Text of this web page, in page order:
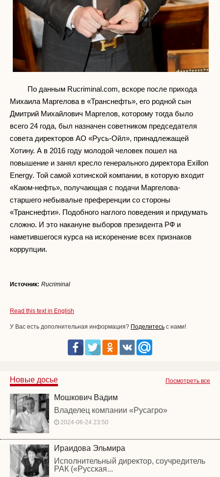
По данным Rucriminal.com, вскоре после прихода
Михаила Маргелова в «Транснефть», его родной сын
Дмитрий Михайлович Маргелов, которому тогда было
всего 24 года, был назначен советником председателя
совета директоров АО «Русь-Ойл», принадлежащей
Хотину. А в 2016 году молодой человек пошел на
повышение и занял кресло генерального директора Exillon
Energy. Той самой хотинской компании, в которую входит
«Каюм-нефть», получающая с подачи Маргелова-
старшего небывалые преференции со стороны
«Транснефти». Подобного наглого поведения и придумать
сложно. И это накануне выборов президента РФ и
наметившегося курса на искоренение всех признаков
коррупции.
Источник: Rucriminal
Read this text in English
У Вас есть дополнительная информация? Поделитесь с нами!
Посмотреть все
Новые досье
Мошкович Вадим
Владелец компании «Русагро»
2024-06-24 23:50
Ираидова Эльмира
Исполнительный директор, соучредитель
РАК («Русская...